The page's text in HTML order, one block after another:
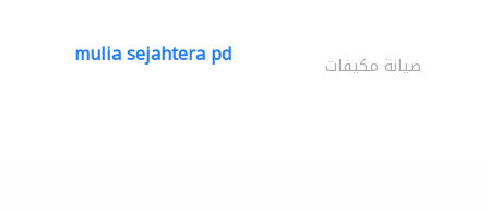
mulia sejahtera pd صيانة مكيفات